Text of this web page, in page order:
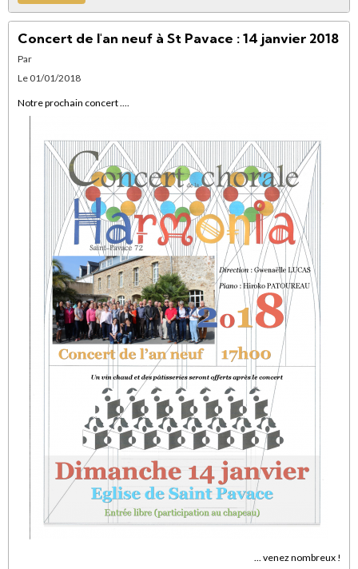
Concert de l'an neuf à St Pavace : 14 janvier 2018
Par
Le 01/01/2018
Notre prochain concert ....
... venez nombreux !